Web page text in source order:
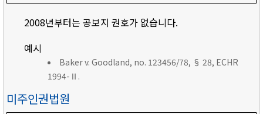
2008년부터는 공보지 권호가 없습니다.
예시
Baker v. Goodland, no. 123456/78, § 28, ECHR
1994-Ⅱ.
미주인권법원